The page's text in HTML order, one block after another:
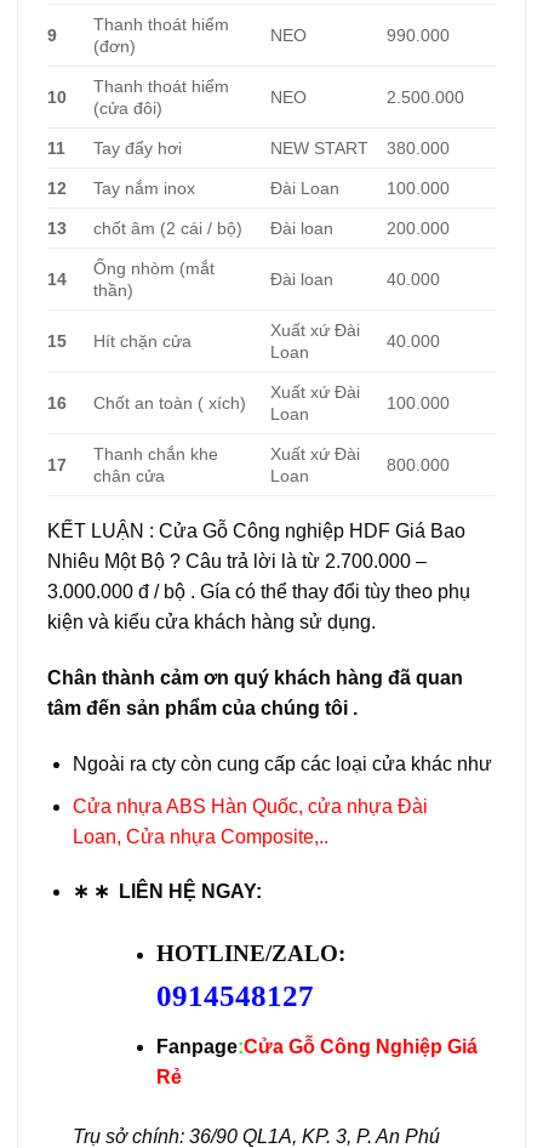
9
Thanh thoát hiểm
(đơn)
NEO 990.000
10
Thanh thoát hiểm
(cửa đôi)
NEO 2.500.000
11 Tay đẩy hơi NEW START 380.000
12 Tay nắm inox Đài Loan 100.000
13 chốt âm (2 cái / bộ) Đài loan 200.000
14
Ống nhòm (mắt
thần)
Đài loan 40.000
15 Hít chặn cửa
Xuất xứ Đài
Loan
40.000
16 Chốt an toàn ( xích)
Xuất xứ Đài
Loan
100.000
17
Thanh chắn khe
chân cửa
Xuất xứ Đài
Loan
800.000
KẾT LUẬN : Cửa Gỗ Công nghiệp HDF Giá Bao
Nhiêu Một Bộ ? Câu trả lời là từ 2.700.000 –
3.000.000 đ / bộ . Gía có thể thay đổi tùy theo phụ
kiện và kiểu cửa khách hàng sử dụng.
Chân thành cảm ơn quý khách hàng đã quan
tâm đến sản phẩm của chúng tôi .
Ngoài ra cty còn cung cấp các loại cửa khác như
Cửa nhựa ABS Hàn Quốc, cửa nhựa Đài
Loan, Cửa nhựa Composite,..
∗ ∗ LIÊN HỆ NGAY:
HOTLINE/ZALO:
0914548127
Fanpage:Cửa Gỗ Công Nghiệp Giá
Rẻ
Trụ sở chính: 36/90 QL1A, KP. 3, P. An Phú